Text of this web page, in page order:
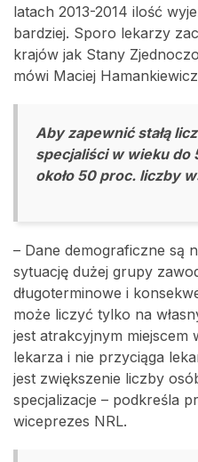
latach 2013-2014 ilość
bardziej. Sporo lekarzy
krajów jak Stany
mówi Maciej
Aby zapewnić stałą
specjaliści w wieku do
około 50 proc. liczby
– Dane demograficzne są
sytuację dużej grupy
długoterminowe i
może liczyć tylko na
jest atrakcyjnym miejscem
lekarza i nie przyciąga
jest zwiększenie liczby
specjalizacje – podkreśla
wiceprezes NRL.